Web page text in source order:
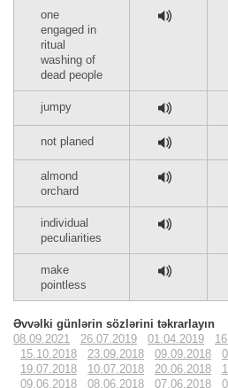
one
engaged in
ritual
washing of
dead people
jumpy
not planed
almond
orchard
individual
peculiarities
make
pointless
Əvvəlki günlərin sözlərini təkrarlayın
08.09.2021
26.07.2019 01.04.2019
15.10.2018
23.09.2018 09.09.2018
19.07.2018
10.07.2018 20.06.2018
09.06.2018
08.06.2018 07.06.2018